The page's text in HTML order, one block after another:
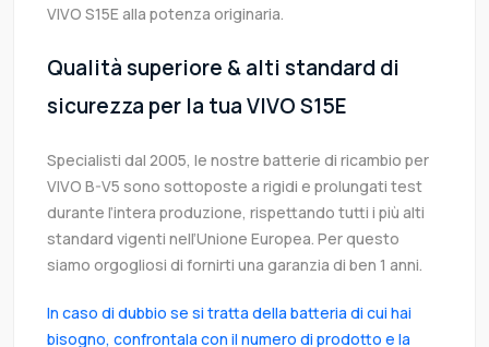
VIVO S15E alla potenza originaria.
Qualità superiore & alti standard di
sicurezza per la tua VIVO S15E
Specialisti dal 2005, le nostre batterie di ricambio per
VIVO B-V5 sono sottoposte a rigidi e prolungati test
durante l’intera produzione, rispettando tutti i più alti
standard vigenti nell’Unione Europea. Per questo
siamo orgogliosi di fornirti una garanzia di ben 1 anni.
In caso di dubbio se si tratta della batteria di cui hai
bisogno, confrontala con il numero di prodotto e la